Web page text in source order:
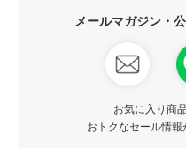
メールマガジン・
お気に入り商
おトクなセール情報